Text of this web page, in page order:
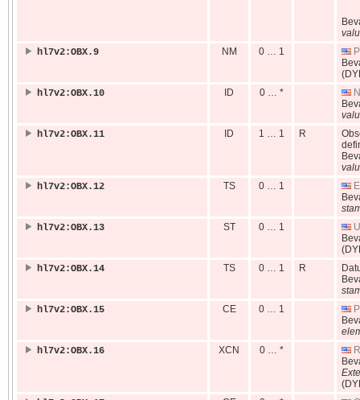
hl7v2:OBX.9
NM 0 … 1
hl7v2:OBX.10
ID 0 … *
hl7v2:OBX.11
ID 1 … 1 R
hl7v2:OBX.12
TS 0 … 1
hl7v2:OBX.13
ST 0 … 1
hl7v2:OBX.14
TS 0 … 1 R
hl7v2:OBX.15
CE 0 … 1
hl7v2:OBX.16
XCN 0 … *